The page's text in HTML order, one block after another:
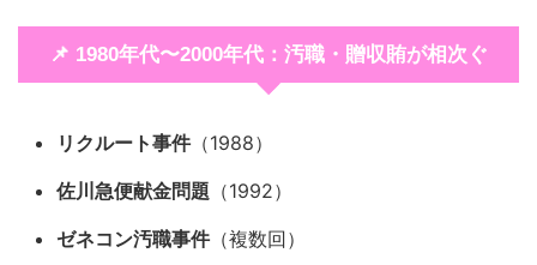
📌 1980年代〜2000年代：汚職・贈収賄が相次ぐ
リクルート事件（1988）
佐川急便献金問題 （1992）
ゼネコン汚職事件（複数回）